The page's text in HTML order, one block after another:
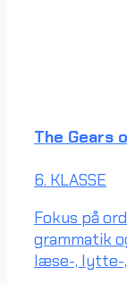
The Gears
6. KLASSE
Fokus på
grammatik
læse-, lytte-,